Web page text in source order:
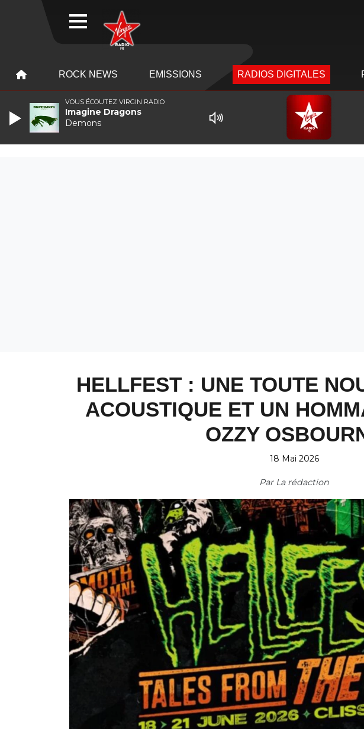
ROCK NEWS EMISSIONS RADIOS DIGITALES
HELLFEST : UNE TOUTE
ACOUSTIQUE ET UN
OZZY
18 Mai 2026
Par La rédaction
VOUS ÉCOUTEZ VIRGIN RADIO
Imagine Dragons
Demons
WEBRADIO